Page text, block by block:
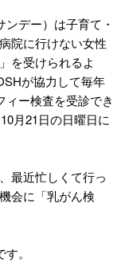
デー）は子育て・
院に行けない女性
を受けられるよ
が協力して毎年
ィー検査を受診でき
月21日の日曜日に
最近忙しくて行っ
会に「乳がん検
。